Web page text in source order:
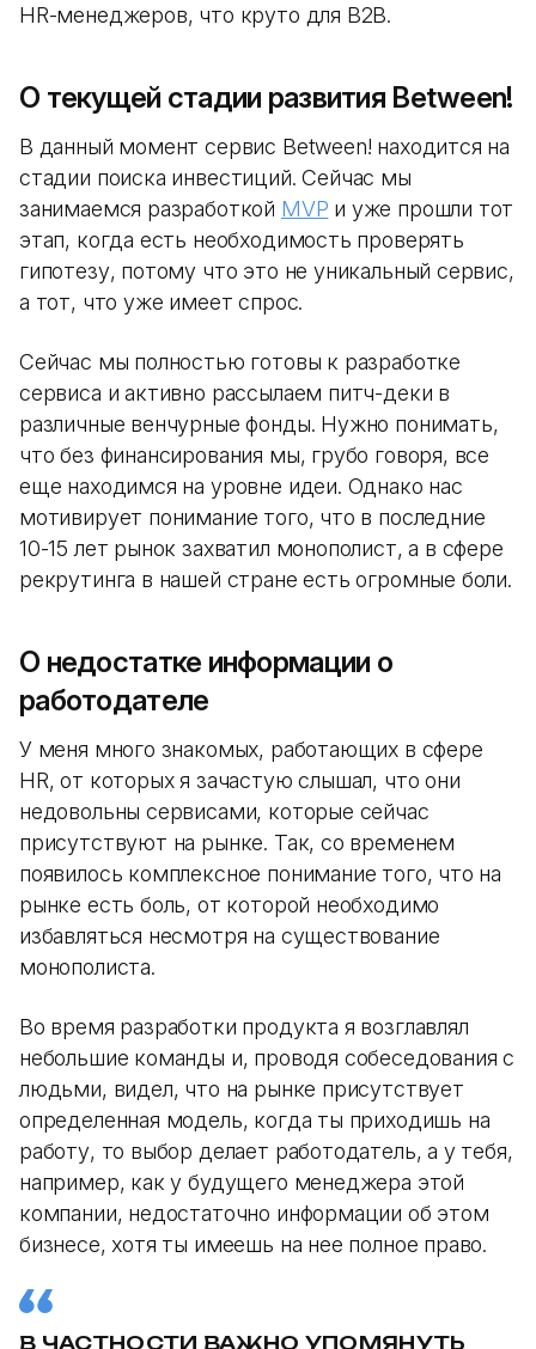
HR-менеджеров, что круто для B2B.
О текущей стадии развития Between!
В данный момент сервис Between! находится на
стадии поиска инвестиций. Сейчас мы
занимаемся разработкой MVP и уже прошли тот
этап, когда есть необходимость проверять
гипотезу, потому что это не уникальный сервис,
а тот, что уже имеет спрос.
Сейчас мы полностью готовы к разработке
сервиса и активно рассылаем питч-деки в
различные венчурные фонды. Нужно понимать,
что без финансирования мы, грубо говоря, все
еще находимся на уровне идеи. Однако нас
мотивирует понимание того, что в последние
10-15 лет рынок захватил монополист, а в сфере
рекрутинга в нашей стране есть огромные боли.
О недостатке информации о
работодателе
У меня много знакомых, работающих в сфере
HR, от которых я зачастую слышал, что они
недовольны сервисами, которые сейчас
присутствуют на рынке. Так, со временем
появилось комплексное понимание того, что на
рынке есть боль, от которой необходимо
избавляться несмотря на существование
монополиста.
Во время разработки продукта я возглавлял
небольшие команды и, проводя собеседования с
людьми, видел, что на рынке присутствует
определенная модель, когда ты приходишь на
работу, то выбор делает работодатель, а у тебя,
например, как у будущего менеджера этой
компании, недостаточно информации об этом
бизнесе, хотя ты имеешь на нее полное право.
В ЧАСТНОСТИ ВАЖНО УПОМЯНУТЬ